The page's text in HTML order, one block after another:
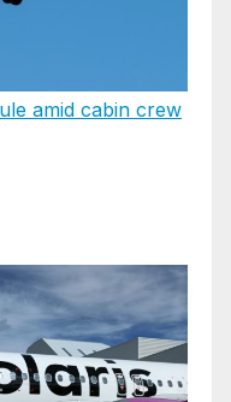
amid cabin crew